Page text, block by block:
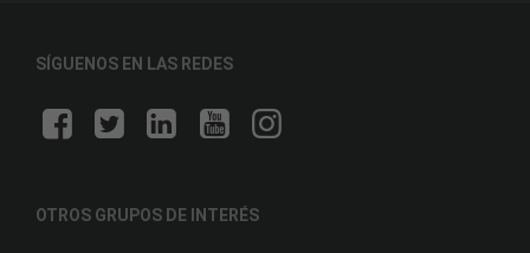
SÍGUENOS EN LAS REDES
OTROS GRUPOS DE INTERÉS